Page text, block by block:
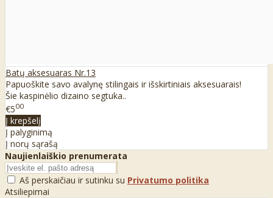
Batų aksesuaras Nr.13
Papuoškite savo avalynę stilingais ir išskirtiniais aksesuarais!
Šie kaspinėlio dizaino segtuka..
€500
Į krepšelį
Į palyginimą
Į norų sąrašą
Naujienlaiškio prenumerata
Aš perskaičiau ir sutinku su Privatumo politika
Atsiliepimai